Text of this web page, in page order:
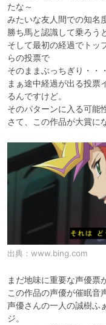
たな～
みたいな友人間での知名
勝ち馬と認識して乗ろう
そして最初の経過でトッ
らの投票で
そのままぶっちぎり・・
まぁ途中経過が出る投票
るんですけど。
そのパターンに入る可能
出典： www.bing.com
まだ地味に重要な声優票
この作品の声優が催眠音
声優さんの一人の誠樹ふ
ジ。